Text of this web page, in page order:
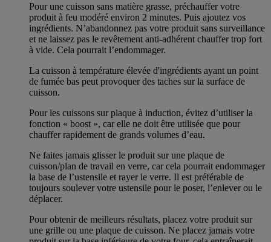
Pour une cuisson sans matière grasse, préchauffer votre
produit à feu modéré environ 2 minutes. Puis ajoutez vos
ingrédients. N’abandonnez pas votre produit sans surveillance
et ne laissez pas le revêtement anti-adhérent chauffer trop fort
à vide. Cela pourrait l’endommager.
La cuisson à température élevée d'ingrédients ayant un point
de fumée bas peut provoquer des taches sur la surface de
cuisson.
Pour les cuissons sur plaque à induction, évitez d’utiliser la
fonction « boost », car elle ne doit être utilisée que pour
chauffer rapidement de grands volumes d’eau.
Ne faites jamais glisser le produit sur une plaque de
cuisson/plan de travail en verre, car cela pourrait endommager
la base de l’ustensile et rayer le verre. Il est préférable de
toujours soulever votre ustensile pour le poser, l’enlever ou le
déplacer.
Pour obtenir de meilleurs résultats, placez votre produit sur
une grille ou une plaque de cuisson. Ne placez jamais votre